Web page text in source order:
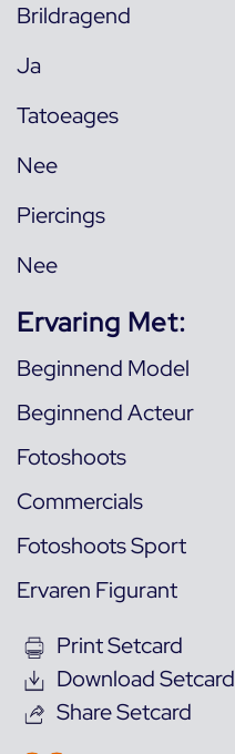
Brildragend
Ja
Tatoeages
Nee
Piercings
Nee
Ervaring Met:
Beginnend Model
Beginnend Acteur
Fotoshoots
Commercials
Fotoshoots Sport
Ervaren Figurant
Print Setcard
Download Setcard
Share Setcard